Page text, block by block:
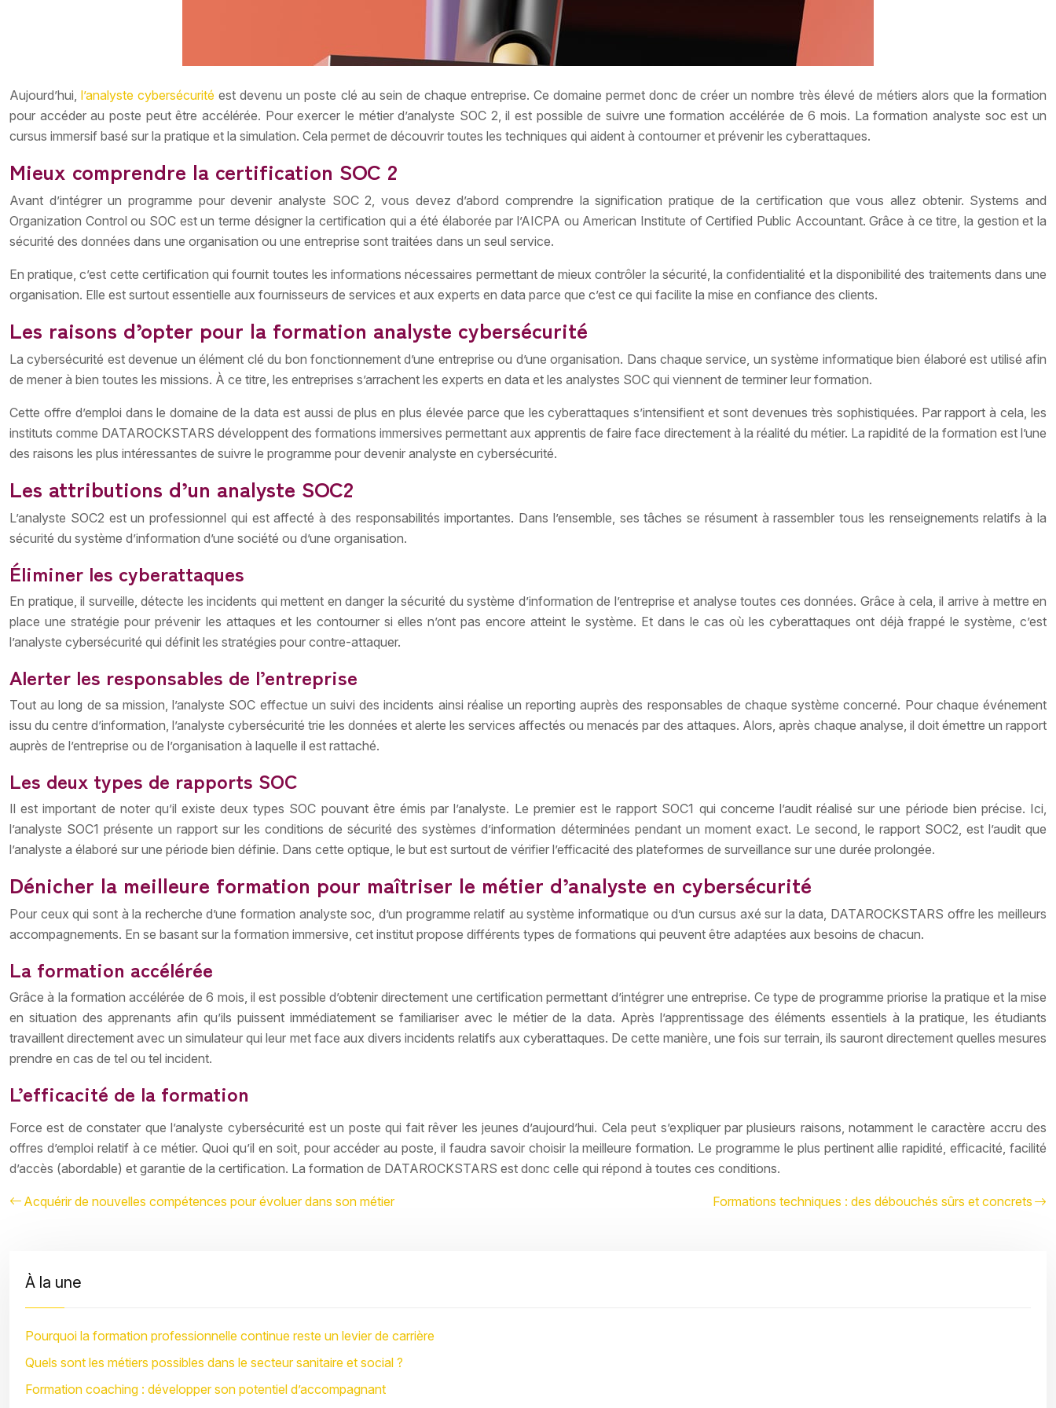
Aujourd’hui,l’analyste cybersécurité est devenu un poste clé au sein de chaque entreprise. Ce domaine permet donc de créer un nombre très élevé de métiers alors que la formation
pour accéder au poste peut être accélérée. Pour exercer le métier d’analyste SOC 2, il est possible de suivre une formation accélérée de 6 mois. La formation analyste soc est un
cursus immersif basé sur la pratique et la simulation. Cela permet de découvrir toutes les techniques qui aident à contourner et prévenir les cyberattaques.
Mieux comprendre la certification SOC 2
Avant d’intégrer un programme pour devenir analyste SOC 2, vous devez d’abord comprendre la signification pratique de la certification que vous allez obtenir. Systems and
Organization Control ou SOC est un terme désigner la certification qui a été élaborée par l’AICPA ou American Institute of Certified Public Accountant. Grâce à ce titre, la gestion et la
sécurité des données dans une organisation ou une entreprise sont traitées dans un seul service.
En pratique, c’est cette certification qui fournit toutes les informations nécessaires permettant de mieux contrôler la sécurité, la confidentialité et la disponibilité des traitements dans une
organisation. Elle est surtout essentielle aux fournisseurs de services et aux experts en data parce que c’est ce qui facilite la mise en confiance des clients.
Les raisons d’opter pour la formation analyste cybersécurité
La cybersécurité est devenue un élément clé du bon fonctionnement d’une entreprise ou d’une organisation. Dans chaque service, un système informatique bien élaboré est utilisé afin
de mener à bien toutes les missions. À ce titre, les entreprises s’arrachent les experts en data et les analystes SOC qui viennent de terminer leur formation.
Cette offre d’emploi dans le domaine de la data est aussi de plus en plus élevée parce que les cyberattaques s’intensifient et sont devenues très sophistiquées. Par rapport à cela, les
instituts comme DATAROCKSTARS développent des formations immersives permettant aux apprentis de faire face directement à la réalité du métier. La rapidité de la formation est l’une
des raisons les plus intéressantes de suivre le programme pour devenir analyste en cybersécurité.
Les attributions d’un analyste SOC2
L’analyste SOC2 est un professionnel qui est affecté à des responsabilités importantes. Dans l’ensemble, ses tâches se résument à rassembler tous les renseignements relatifs à la
sécurité du système d’information d’une société ou d’une organisation.
Éliminer les cyberattaques
En pratique, il surveille, détecte les incidents qui mettent en danger la sécurité du système d’information de l’entreprise et analyse toutes ces données. Grâce à cela, il arrive à mettre en
place une stratégie pour prévenir les attaques et les contourner si elles n’ont pas encore atteint le système. Et dans le cas où les cyberattaques ont déjà frappé le système, c’est
l’analyste cybersécurité qui définit les stratégies pour contre-attaquer.
Alerter les responsables de l’entreprise
Tout au long de sa mission, l’analyste SOC effectue un suivi des incidents ainsi réalise un reporting auprès des responsables de chaque système concerné. Pour chaque événement
issu du centre d’information, l’analyste cybersécurité trie les données et alerte les services affectés ou menacés par des attaques. Alors, après chaque analyse, il doit émettre un rapport
auprès de l’entreprise ou de l’organisation à laquelle il est rattaché.
Les deux types de rapports SOC
Il est important de noter qu’il existe deux types SOC pouvant être émis par l’analyste. Le premier est le rapport SOC1 qui concerne l’audit réalisé sur une période bien précise. Ici,
l’analyste SOC1 présente un rapport sur les conditions de sécurité des systèmes d’information déterminées pendant un moment exact. Le second, le rapport SOC2, est l’audit que
l’analyste a élaboré sur une période bien définie. Dans cette optique, le but est surtout de vérifier l’efficacité des plateformes de surveillance sur une durée prolongée.
Dénicher la meilleure formation pour maîtriser le métier d’analyste en cybersécurité
Pour ceux qui sont à la recherche d’une formation analyste soc, d’un programme relatif au système informatique ou d’un cursus axé sur la data, DATAROCKSTARS offre les meilleurs
accompagnements. En se basant sur la formation immersive, cet institut propose différents types de formations qui peuvent être adaptées aux besoins de chacun.
La formation accélérée
Grâce à la formation accélérée de 6 mois, il est possible d’obtenir directement une certification permettant d’intégrer une entreprise. Ce type de programme priorise la pratique et la mise
en situation des apprenants afin qu’ils puissent immédiatement se familiariser avec le métier de la data. Après l’apprentissage des éléments essentiels à la pratique, les étudiants
travaillent directement avec un simulateur qui leur met face aux divers incidents relatifs aux cyberattaques. De cette manière, une fois sur terrain, ils sauront directement quelles mesures
prendre en cas de tel ou tel incident.
L’efficacité de la formation
Force est de constater que l’analyste cybersécurité est un poste qui fait rêver les jeunes d’aujourd’hui. Cela peut s’expliquer par plusieurs raisons, notamment le caractère accru des
offres d’emploi relatif à ce métier. Quoi qu’il en soit, pour accéder au poste, il faudra savoir choisir la meilleure formation. Le programme le plus pertinent allie rapidité, efficacité, facilité
d’accès (abordable) et garantie de la certification. La formation de DATAROCKSTARS est donc celle qui répond à toutes ces conditions.
Acquérir de nouvelles compétences pour évoluer dans son métier Formations techniques : des débouchés sûrs et concrets
À la une
Pourquoi la formation professionnelle continue reste un levier de carrière
Quels sont les métiers possibles dans le secteur sanitaire et social ?
Formation coaching : développer son potentiel d’accompagnant